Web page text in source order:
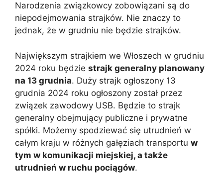
Narodzenia związkowcy zobowiązani są do
niepodejmowania strajków. Nie znaczy to
jednak, że w grudniu nie będzie strajków.
Największym strajkiem we Włoszech w grudniu
2024 roku będzie strajk generalny planowany
na 13 grudnia. Duży strajk ogłoszony 13
grudnia 2024 roku ogłoszony został przez
związek zawodowy USB. Będzie to strajk
generalny obejmujący publiczne i prywatne
spółki. Możemy spodziewać się utrudnień w
całym kraju w różnych gałęziach transportu w
tym w komunikacji miejskiej, a także
utrudnień w ruchu pociągów.